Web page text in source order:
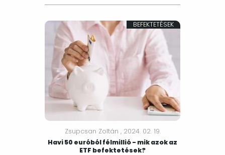
BEFEKTETÉSEK
Zsupcsan Zoltán , 2024. 02. 19.
Havi 50 euróból félmillió - mik azok az
ETF befektetések?